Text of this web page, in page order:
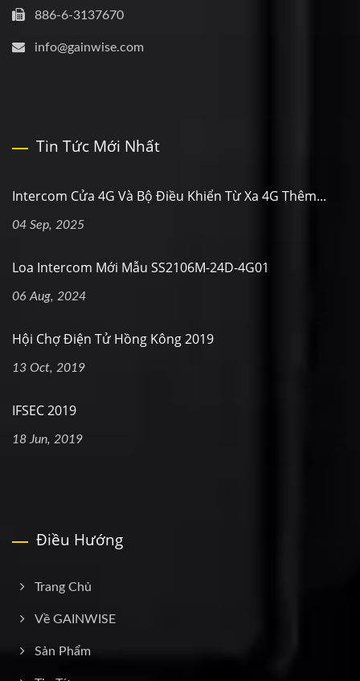
886-6-3137670
info@gainwise.com
Tin Tức Mới Nhất
Intercom Cửa 4G Và Bộ Điều Khiển Từ Xa 4G Thêm...
04 Sep, 2025
Loa Intercom Mới Mẫu SS2106M-24D-4G01
06 Aug, 2024
Hội Chợ Điện Tử Hồng Kông 2019
13 Oct, 2019
IFSEC 2019
18 Jun, 2019
Điều Hướng
Trang Chủ
Về GAINWISE
Sản Phẩm